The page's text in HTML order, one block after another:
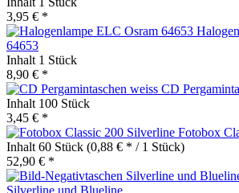
3,95 € *
64653
Inhalt 1 Stück
8,90 € *
CD
Inhalt 100 Stück
3,45 € *
Fotobox
Inhalt 60 Stück (0,88 € * / 1 Stück)
52,90 € *
Silverline und Blueline